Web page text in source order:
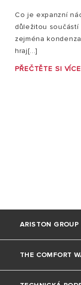
Co je expanzní
důležitou součástí
zejména
hraj[...]
PŘEČTĚTE SI VÍCE
ARISTON GROUP
Kdo jsme
THE COMFORT